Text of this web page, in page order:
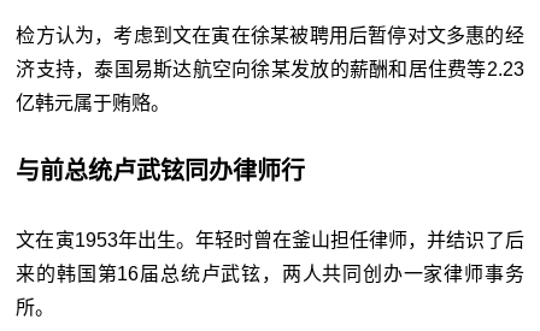
检方认为，考虑到文在寅在徐某被聘用后暂停对文多惠的经
济支持，泰国易斯达航空向徐某发放的薪酬和居住费等2.23
亿韩元属于贿赂。
与前总统卢武铉同办律师行
文在寅1953年出生。年轻时曾在釜山担任律师，并结识了后
来的韩国第16届总统卢武铉，两人共同创办一家律师事务
所。